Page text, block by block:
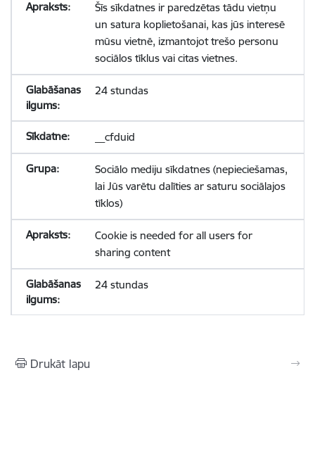
Šīs sīkdatnes ir paredzētas tādu vietņu
un satura koplietošanai, kas jūs interesē
mūsu vietnē, izmantojot trešo personu
sociālos tīklus vai citas vietnes.
24 stundas
__cfduid
Sociālo mediju sīkdatnes (nepieciešamas,
lai Jūs varētu dalīties ar saturu sociālajos
tīklos)
Cookie is needed for all users for
sharing content
24 stundas
Drukāt lapu